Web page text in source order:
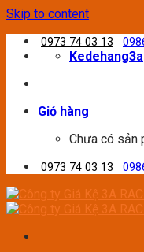
Skip to content
0973 74 03 13
Giỏ hàng
Chưa có sản
0973 74 03 13